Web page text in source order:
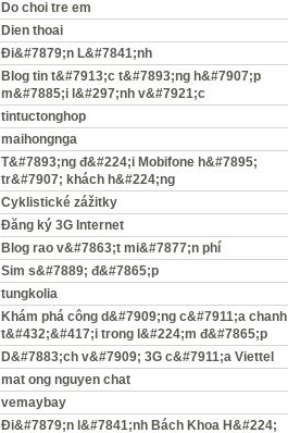
Do choi tre em
Dien thoai
Đi&#7879;n L&#7841;nh
Blog tin t&#7913;c t&#7893;ng h&#7907;p
m&#7885;i l&#297;nh v&#7921;c
tintuctonghop
maihongnga
T&#7893;ng đ&#224;i Mobifone h&#7895;
tr&#7907; khách h&#224;ng
Cyklistické zážitky
Đăng ký 3G Internet
Blog rao v&#7863;t mi&#7877;n phí
Sim s&#7889; đ&#7865;p
tungkolia
Khám phá công d&#7909;ng c&#7911;a chanh
t&#432;&#417;i trong l&#224;m đ&#7865;p
D&#7883;ch v&#7909; 3G c&#7911;a Viettel
mat ong nguyen chat
vemaybay
Đi&#7879;n l&#7841;nh Bách Khoa H&#224;